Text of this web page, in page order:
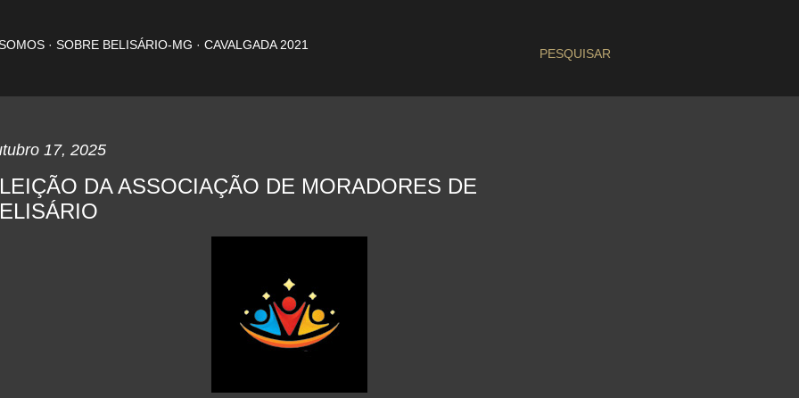
PESQUISAR
SOBRE BELISÁRIO-MG CAVALGADA 2021
17, 2025
DA ASSOCIAÇÃO DE MORADORES DE